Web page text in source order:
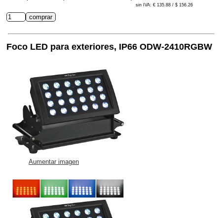
sin IVA: € 135.88 / $ 156.26
Foco LED para exteriores, IP66 ODW-2410RGBW
Aumentar imagen